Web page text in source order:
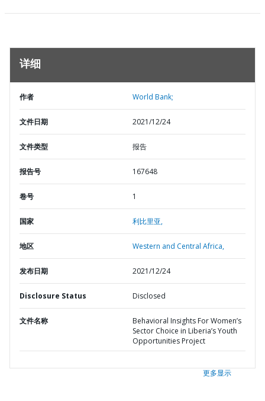
详细
作者 World Bank;
文件日期 2021/12/24
文件类型 报告
报告号 167648
卷号 1
国家 利比里亚,
地区 Western and Central Africa,
发布日期 2021/12/24
Disclosure Status Disclosed
文件名称
Behavioral Insights For Women’s
Sector Choice in Liberia’s Youth
Opportunities Project
更多显示